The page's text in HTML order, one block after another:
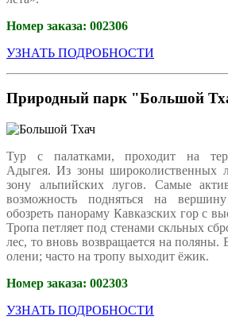
Номер заказа: 002306
УЗНАТЬ ПОДРОБНОСТИ
Природный парк "Большой
Тур с палатками, проходит на
Адыгея. Из зоны широколиственных
зону альпийских лугов. Самые
возможность подняться на
обозреть панораму Кавказских гор с
Тропа петляет под стенами скльных
лес, то вновь возвращается на поляны.
олени; часто на тропу выходит ёжик.
Номер заказа: 002303
УЗНАТЬ ПОДРОБНОСТИ